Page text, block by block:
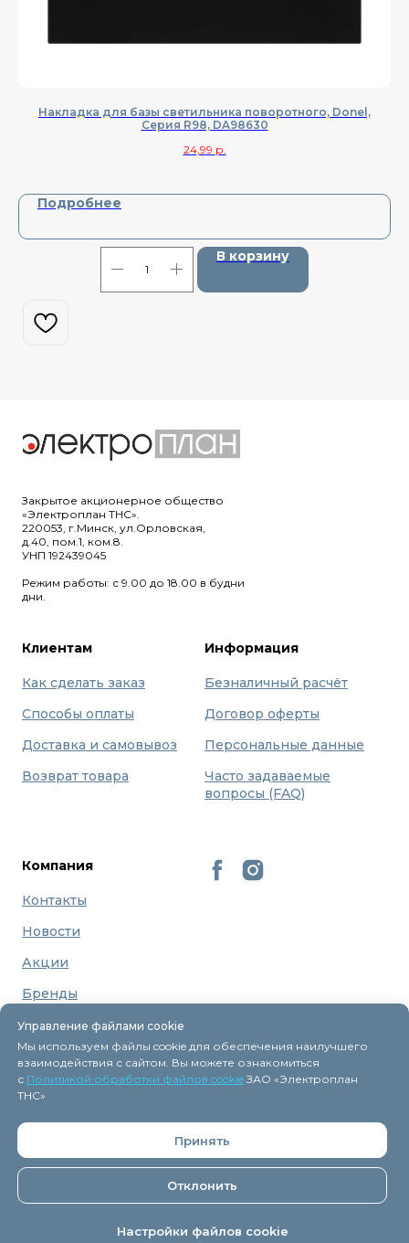
Накладка для базы светильника поворотного, Donel,
Cерия R98, DA98630
24,99 р.
Подробнее
В корзину
Управление файлами cookie
Мы используем файлы cookie для обеспечения наилучшего
взаимодействия с сайтом. Вы можете ознакомиться
с Политикой обработки файлов cookieЗАО «Электроплан
ТНС»
Принять
Отклонить
Настройки файлов cookie
Закрытое акционерное общество
«Электроплан ТНС».
220053, г.Минск, ул.Орловская,
д.40, пом.1, ком.8.
УНП 192439045
Режим работы: с 9.00 до 18.00 в будни
дни.
Клиентам
Как сделать заказ
Способы оплаты
Доставка и самовывоз
Возврат товара
Информация
Безналичный расчёт
Договор оферты
Персональные данные
Часто задаваемые
вопросы (FAQ)
Компания
Контакты
Новости
Акции
Бренды
О нас
Регистрация в торговом реестре 9 декабря 2015г.
Дата включения сведений об интернет-магазине
eplan.by в Торговый реестр Республики Беларусь -
11.04.2018, № регистрации 41254.
ЗАО "Электроплан ТНС" © 2005-2026.